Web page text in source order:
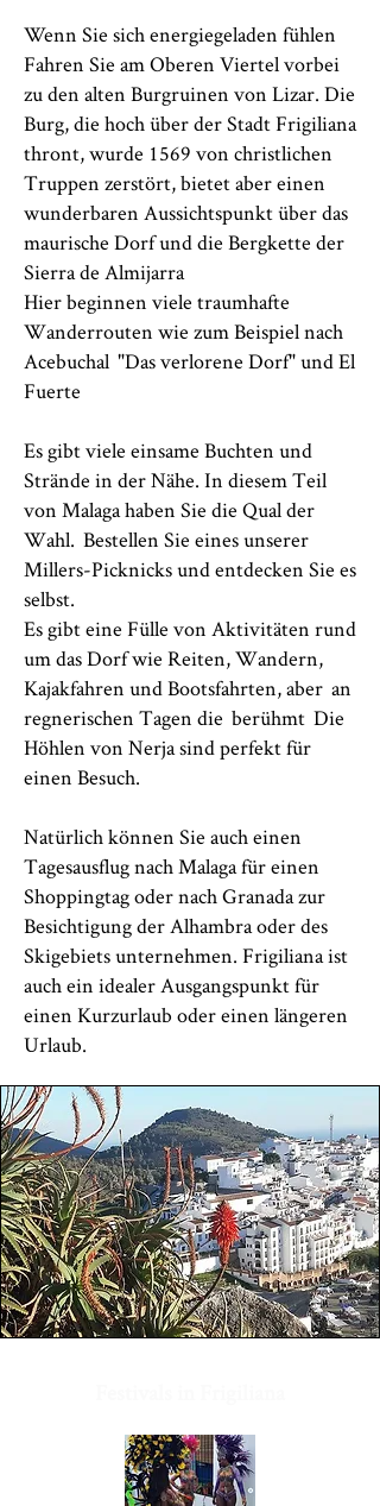
Wenn Sie sich energiegeladen fühlen
Fahren Sie am Oberen Viertel vorbei
zu den alten Burgruinen von Lizar. Die
Burg, die hoch über der Stadt Frigiliana
thront, wurde 1569 von christlichen
Truppen zerstört, bietet aber einen
wunderbaren Aussichtspunkt über das
maurische Dorf und die Bergkette der
Sierra de Almijarra
Hier beginnen viele traumhafte
Wanderrouten wie zum Beispiel nach
Acebuchal "Das verlorene Dorf" und El
Fuerte
Es gibt viele einsame Buchten und
Strände in der Nähe. In diesem Teil
von Malaga haben Sie die Qual der
Wahl. Bestellen Sie eines unserer
Millers-Picknicks und entdecken Sie es
selbst.
Es gibt eine Fülle von Aktivitäten rund
um das Dorf wie Reiten, Wandern,
Kajakfahren und Bootsfahrten, aber an
regnerischen Tagen die berühmt Die
Höhlen von Nerja sind perfekt für
einen Besuch.
Natürlich können Sie auch einen
Tagesausflug nach Malaga für einen
Shoppingtag oder nach Granada zur
Besichtigung der Alhambra oder des
Skigebiets unternehmen. Frigiliana ist
auch ein idealer Ausgangspunkt für
einen Kurzurlaub oder einen längeren
Urlaub.